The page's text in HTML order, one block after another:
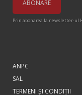
Prin abonarea la newsletter-ul
ANPC
SAL
TERMENI ŞI CONDIŢII